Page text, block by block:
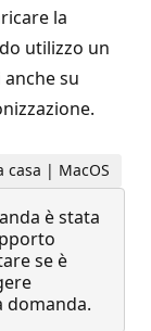
la
utilizzo un
su
casa | MacOS
è stata
se è
domanda.